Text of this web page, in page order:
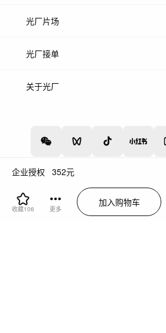
企业授权 352元
收藏106 更多
加入购物车
热门音乐
光厂片场
上传案例
光厂接单
上架服务
关于光厂
增值电信业务经营许可证：川B2-20160192
川公网安备51019002000262 违法